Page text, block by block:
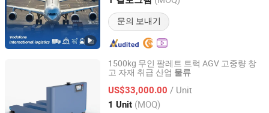
문의 보내기
Guangdong, China 이후 2024
1500kg 무인 팔레트 트럭 AGV 고중량 창
고 자재 취급 산업 물류
US$33,000.00 / Unit
1 Unit (MOQ)
Shenzhen Wellwit Robotics Co., Ltd.
Guangdong, China 이후 2022